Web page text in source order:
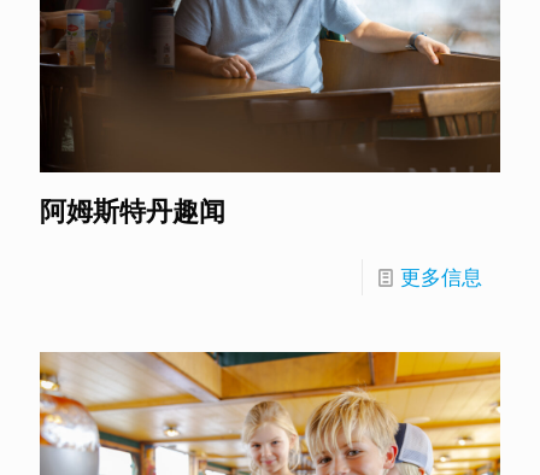
阿姆斯特丹趣闻
更多信息